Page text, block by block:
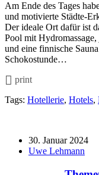
Am Ende des Tages
und motivierte Städte-
Der ideale Ort dafür ist
Pool mit
und eine finnische
Schokostunde…
print
Tags: Hotellerie, Hotels,
30. Januar 2024
Uwe Lehmann